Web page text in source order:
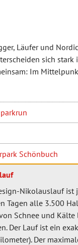
Läufer und
sich
Im
Schönbuch
Nikolauslauf ist
Tagen alle 3.500
Schnee und
Der Lauf ist ein
Der